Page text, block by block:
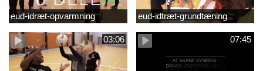
eud-idræt-opvarmning eud-idtræt-grundtæning
03:06 07:45